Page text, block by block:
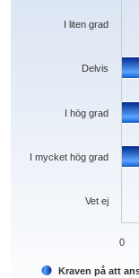
Kraven på att
Vet ej
I mycket hög grad
I hög grad
Delvis
I liten grad
0